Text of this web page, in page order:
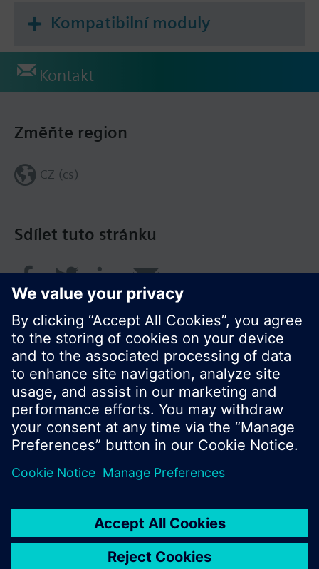
Kompatibilní moduly
Kontakt
Sdílet tuto stránku
Změňte region
CZ (cs)
© Siemens Switzerland Ltd. 2017
Portfolio výrobků a ceny se mohou pro každou
Podmínky užití